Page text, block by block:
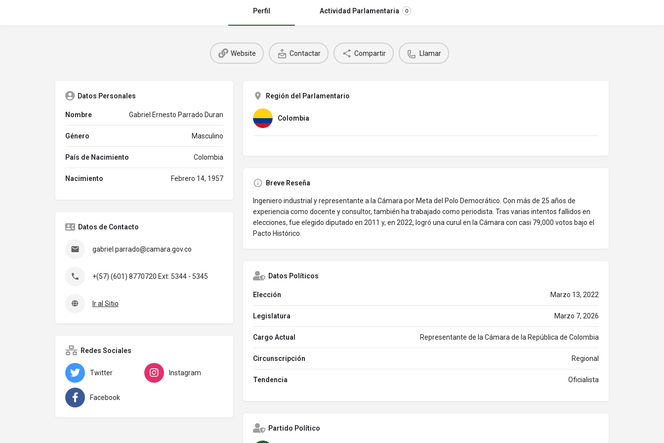
Perfil Actividad Parlamentaria 0
Website Contactar Compartir Llamar
Datos Personales
Nombre Gabriel Ernesto Parrado Duran
Género Masculino
País de Nacimiento Colombia
Nacimiento Febrero 14, 1957
Datos de Contacto
gabriel.parrado@camara.gov.co
+(57) (601) 8770720 Ext: 5344 - 5345
Ir al Sitio
Redes Sociales
Twitter Instagram
Facebook
Región del Parlamentario
Colombia
Breve Reseña
Ingeniero industrial y representante a la Cámara por Meta del Polo Democrático. Con más de 25 años de
experiencia como docente y consultor, también ha trabajado como periodista. Tras varias intentos fallidos en
elecciones, fue elegido diputado en 2011 y, en 2022, logró una curul en la Cámara con casi 79,000 votos bajo el
Pacto Histórico.
Datos Políticos
Elección Marzo 13, 2022
Legislatura Marzo 7, 2026
Cargo Actual Representante de la Cámara de la República de Colombia
Circunscripción Regional
Tendencia Oficialista
Partido Político